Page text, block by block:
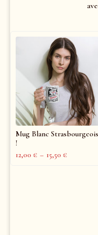
Mug Blanc
!
12,00 € – 15,50 €